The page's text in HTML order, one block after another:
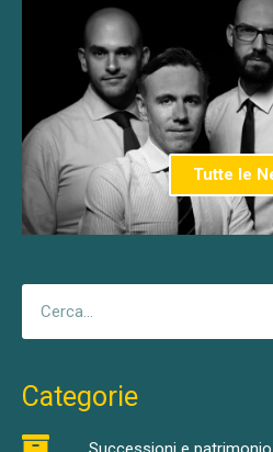
Tutte le
Categorie